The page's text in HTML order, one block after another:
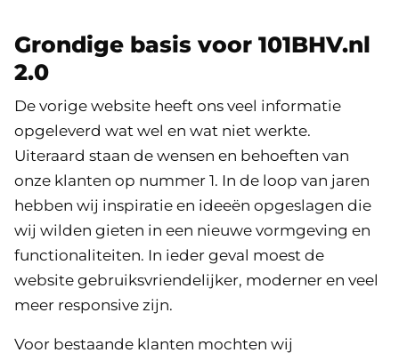
Grondige basis voor 101BHV.nl
2.0
De vorige website heeft ons veel informatie
opgeleverd wat wel en wat niet werkte.
Uiteraard staan de wensen en behoeften van
onze klanten op nummer 1. In de loop van jaren
hebben wij inspiratie en ideeën opgeslagen die
wij wilden gieten in een nieuwe vormgeving en
functionaliteiten. In ieder geval moest de
website gebruiksvriendelijker, moderner en veel
meer responsive zijn.
Voor bestaande klanten mochten wij